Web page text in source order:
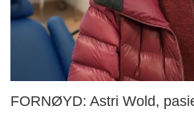
FORNØYD: Astri Wold,